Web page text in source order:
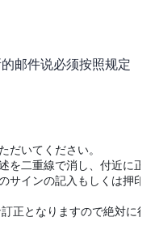
邮件说必须按照规定
だいてください。
を二重線で消し、付近に正
サインの記入もしくは押印
正となりますので絶対に行